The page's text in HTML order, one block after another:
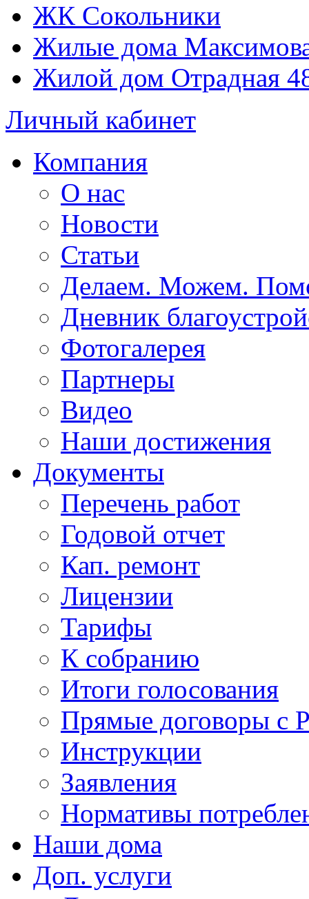
ЖК Сокольники
Жилые дома
Жилой дом Отрадная
Личный кабинет
Компания
О нас
Новости
Статьи
Делаем. Можем.
Дневник
Фотогалерея
Партнеры
Видео
Наши достижения
Документы
Перечень работ
Годовой отчет
Кап. ремонт
Лицензии
Тарифы
К собранию
Итоги голосования
Прямые договоры с
Инструкции
Заявления
Нормативы
Наши дома
Доп. услуги